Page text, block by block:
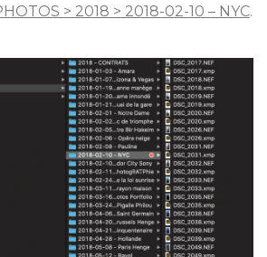
> 2018 > 2018-02-10 – NYC.